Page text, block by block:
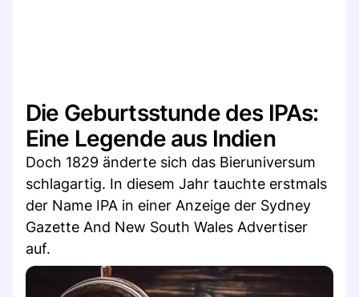
Die Geburtsstunde des IPAs:
Eine Legende aus Indien
Doch 1829 änderte sich das Bieruniversum
schlagartig. In diesem Jahr tauchte erstmals
der Name IPA in einer Anzeige der Sydney
Gazette And New South Wales Advertiser
auf.